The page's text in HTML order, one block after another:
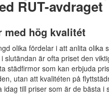
RUT-avdraget
med hög kvalitét
olika fördelar i att anlita olika
slutändan är ofta priset den
städfirmor som kan erbjuda
utan att kvalitéten på
idag till priser som är de bästa i